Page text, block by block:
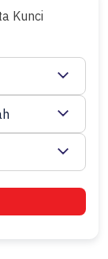
Kunci